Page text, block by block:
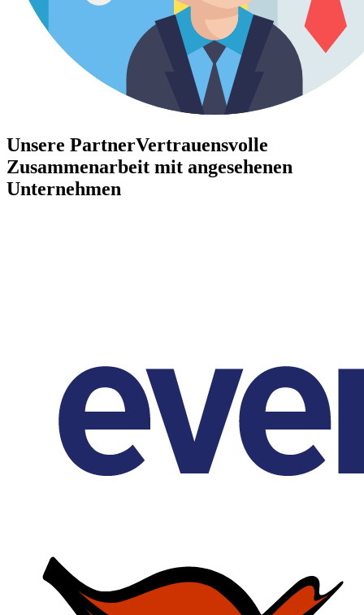
Unsere PartnerVertrauensvolle
Zusammenarbeit mit angesehenen
Unternehmen